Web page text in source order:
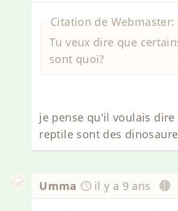
Citation de Webmaster:
Tu veux dire que
sont quoi?
je pense qu'il voulais dire
reptile sont des
Umma il y a 9 ans